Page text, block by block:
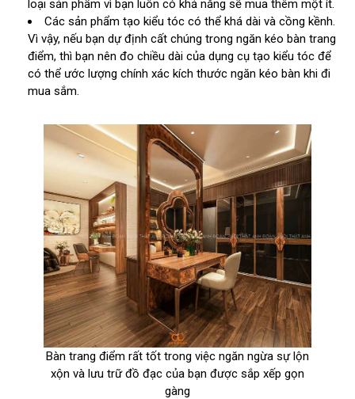
loại sản phẩm vì bạn luôn có khả năng sẽ mua thêm một ít.
Các sản phẩm tạo kiểu tóc có thể khá dài và cồng kềnh.
Vì vậy, nếu bạn dự định cất chúng trong ngăn kéo bàn trang
điểm, thì bạn nên đo chiều dài của dụng cụ tạo kiểu tóc để
có thể ước lượng chính xác kích thước ngăn kéo bàn khi đi
mua sắm.
Bàn trang điểm rất tốt trong việc ngăn ngừa sự lộn
xộn và lưu trữ đồ đạc của bạn được sắp xếp gọn
gàng